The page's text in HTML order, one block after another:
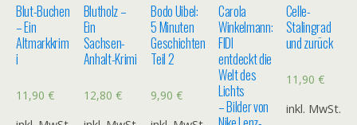
Blut-Buchen
– Ein
Altmarkkrim
i
11,90 €
Blutholz –
Ein
Sachsen-
Anhalt-Krimi
12,80 €
Bodo Uibel:
5 Minuten
Geschichten
Teil 2
9,90€
Carola
Winkelmann:
FIDI
entdeckt die
Welt des
Lichts
– Bilder von
Celle-
Stalingrad
und zurück
11,90 €
inkl. MwSt.